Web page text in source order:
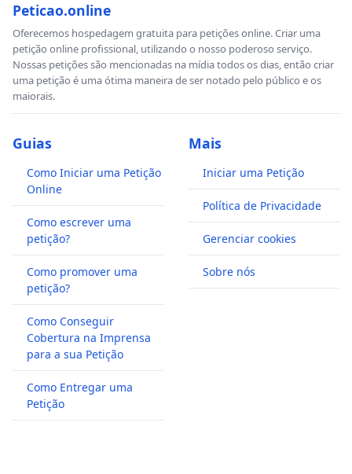
Peticao.online
Oferecemos hospedagem gratuita para petições online. Criar uma
petição online profissional, utilizando o nosso poderoso serviço.
Nossas petições são mencionadas na mídia todos os dias, então criar
uma petição é uma ótima maneira de ser notado pelo público e os
maiorais.
Guias
Como Iniciar uma Petição
Online
Como escrever uma
petição?
Como promover uma
petição?
Como Conseguir
Cobertura na Imprensa
para a sua Petição
Como Entregar uma
Petição
Mais
Iniciar uma Petição
Política de Privacidade
Gerenciar cookies
Sobre nós